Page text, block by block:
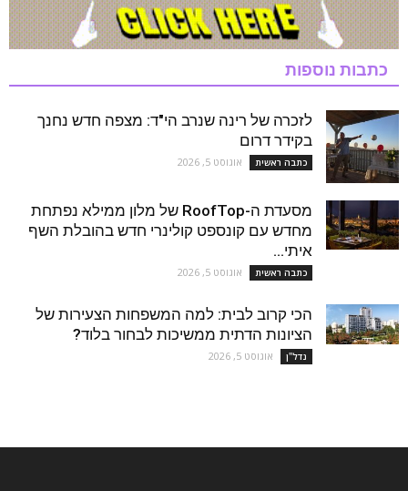
כתבות נוספות
לזכרה של רינה שנרב הי"ד: מצפה חדש נחנך
בקידר דרום
כתבה ראשית אוגוסט 5, 2026
מסעדת ה-RoofTop של מלון ממילא נפתחת
מחדש עם קונספט קולינרי חדש בהובלת השף
איתי...
כתבה ראשית אוגוסט 5, 2026
הכי קרוב לבית: למה המשפחות הצעירות של
הציונות הדתית ממשיכות לבחור בלוד?
נדל''ן אוגוסט 5, 2026